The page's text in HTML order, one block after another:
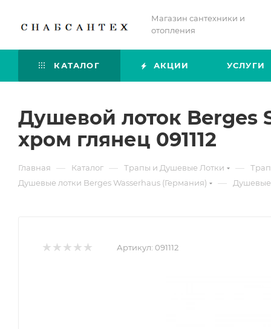
Магазин сантехники и
отопления
КАТАЛОГ АКЦИИ УСЛУГИ
Душевой лоток Berges
хром глянец 091112
Главная — Каталог — Трапы и Душевые Лотки —
Душевые лотки Berges Wasserhaus (Германия)
— Душевые
Артикул: 091112